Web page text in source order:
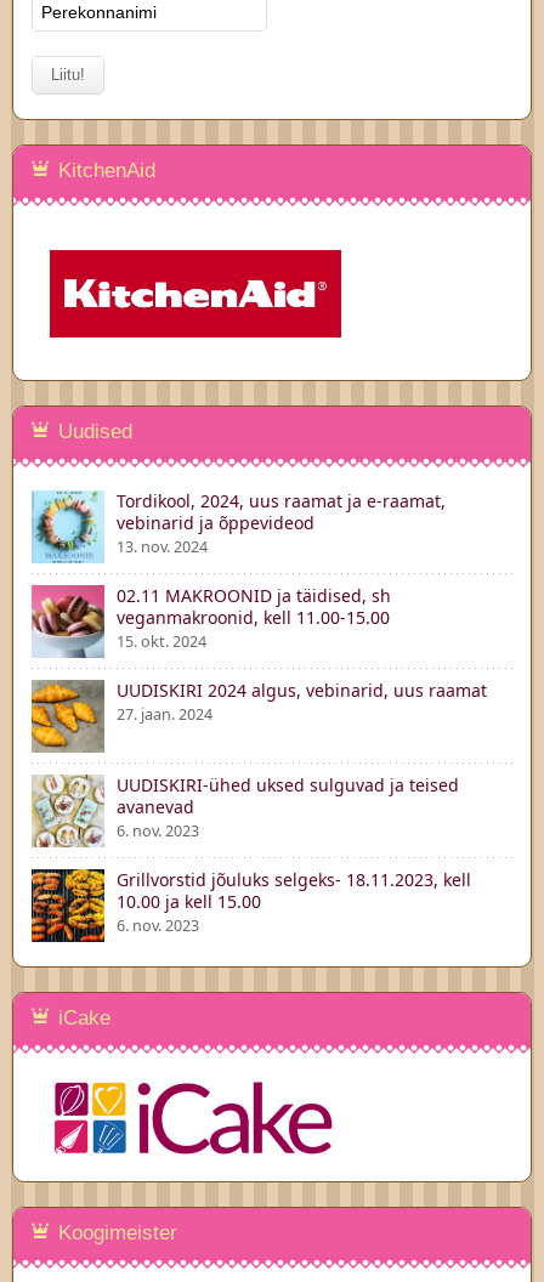
KitchenAid
Uudised
Tordikool, 2024, uus raamat ja e-raamat,
vebinarid ja õppevideod
13. nov. 2024
02.11 MAKROONID ja täidised, sh
veganmakroonid, kell 11.00-15.00
15. okt. 2024
UUDISKIRI 2024 algus, vebinarid, uus raamat
27. jaan. 2024
UUDISKIRI-ühed uksed sulguvad ja teised
avanevad
6. nov. 2023
Grillvorstid jõuluks selgeks- 18.11.2023, kell
10.00 ja kell 15.00
6. nov. 2023
iCake
Koogimeister